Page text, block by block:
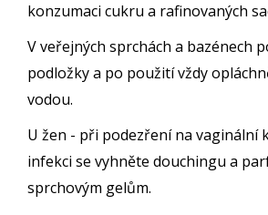
konzumaci cukru a rafinovaných
V veřejných sprchách a bazénech
podložky a po použití vždy
vodou.
U žen - při podezření na vaginální
infekci se vyhněte douchingu a
sprchovým gelům.